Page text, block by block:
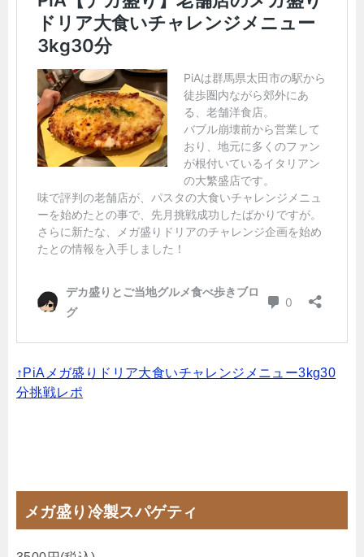
↑PiAメガ盛りドリア大食いチャレンジメニュー3kg30
分挑戦レポ
メガ盛り冷製スパゲティ